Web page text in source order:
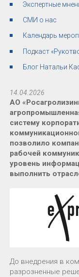
Экспертные
СМИ о нас
Календарь
Подкаст
Блог Натальи
14.04.2026
АО
систему
позволило
рабочей
уровень
выполнить
До внедрения в
разрозненные